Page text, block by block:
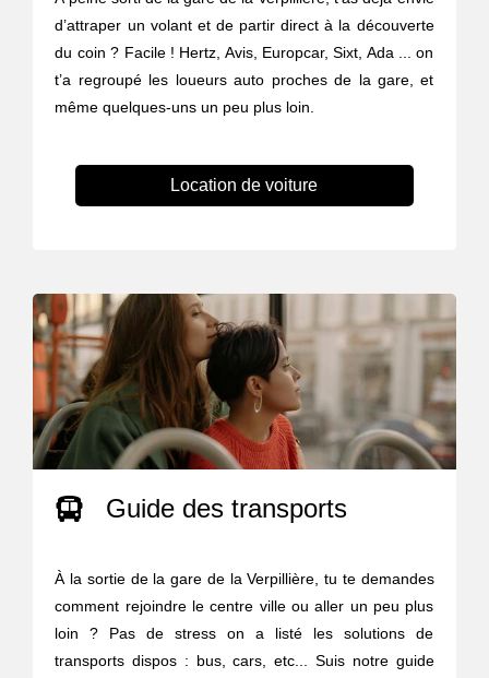
d’attraper un volant et de partir direct à la découverte
du coin ? Facile ! Hertz, Avis, Europcar, Sixt, Ada ... on
t’a regroupé les loueurs auto proches de la gare, et
même quelques-uns un peu plus loin.
Location de voiture
Guide des transports
À la sortie de la gare de la Verpillière, tu te demandes
comment rejoindre le centre ville ou aller un peu plus
loin ? Pas de stress on a listé les solutions de
transports dispos : bus, cars, etc... Suis notre guide